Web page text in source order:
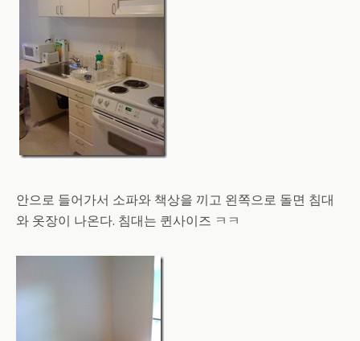
안으로 들어가서 소파와 책상을 끼고 왼쪽으로 돌면 침대
와 옷장이 나온다. 침대는 퀸사이즈 ㅋㅋ